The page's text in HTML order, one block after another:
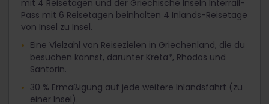
mit 4 Reisetagen und der Griechische Inseln Interrail-
Pass mit 6 Reisetagen beinhalten 4 Inlands-Reisetage
von Insel zu Insel.
Eine Vielzahl von Reisezielen in Griechenland, die du
besuchen kannst, darunter Kreta*, Rhodos und
Santorin.
30 % Ermäßigung auf jede weitere Inlandsfahrt (zu
einer Insel).